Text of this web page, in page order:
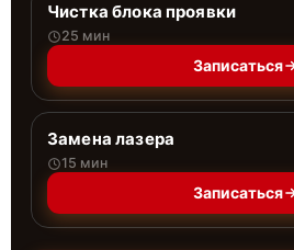
Чистка блока проявки
25 мин
Записаться
Замена лазера
15 мин
Записаться